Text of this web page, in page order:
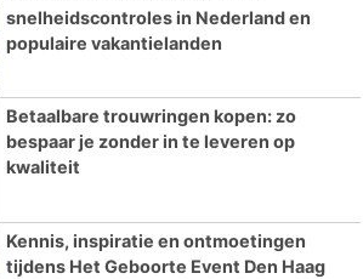
snelheidscontroles in Nederland en
populaire vakantielanden
Betaalbare trouwringen kopen: zo
bespaar je zonder in te leveren op
kwaliteit
Kennis, inspiratie en ontmoetingen
tijdens Het Geboorte Event Den Haag